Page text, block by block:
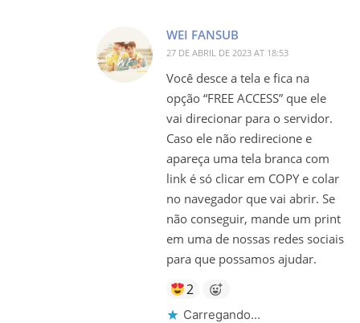
WEI FANSUB
27 DE ABRIL DE 2023 AT 18:53
Você desce a tela e fica na
opção “FREE ACCESS” que ele
vai direcionar para o servidor.
Caso ele não redirecione e
apareça uma tela branca com
link é só clicar em COPY e colar
no navegador que vai abrir. Se
não conseguir, mande um print
em uma de nossas redes sociais
para que possamos ajudar.
2
Carregando...